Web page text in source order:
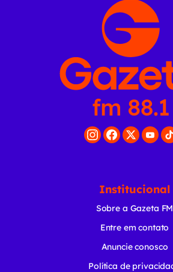
Institucional
Sobre a Gazeta FM
Entre em contato
Anuncie conosco
Política de